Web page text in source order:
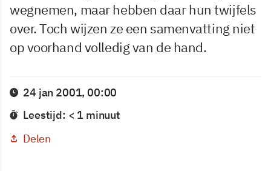
wegnemen, maar hebben daar hun twijfels
over. Toch wijzen ze een samenvatting niet
op voorhand volledig van de hand.
24 jan 2001, 00:00
Leestijd: < 1 minuut
Delen